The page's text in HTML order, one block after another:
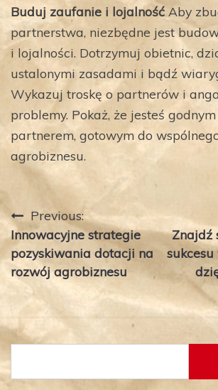
Buduj zaufanie i lojalność Aby
partnerstwa, niezbędne jest
i lojalności. Dotrzymuj obietnic,
ustalonymi zasadami i bądź
Wykazuj troskę o partnerów i
problemy. Pokaż, że jesteś
partnerem, gotowym do
agrobiznesu.
Nawigacja
wpisu
Previous:
Innowacyjne strategie
pozyskiwania dotacji na
rozwój agrobiznesu
Znajdź